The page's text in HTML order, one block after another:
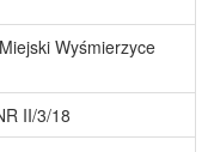
Wyśmierzyce
II/3/18